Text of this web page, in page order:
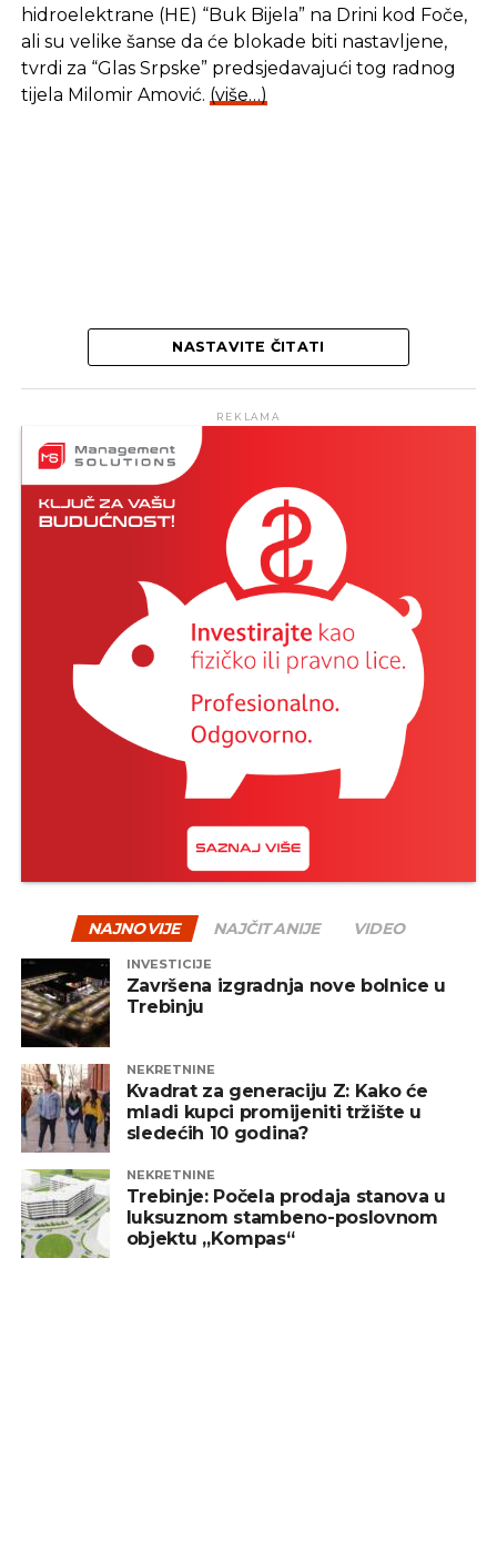
hidroelektrane (HE) “Buk Bijela” na Drini kod Foče,
ali su velike šanse da će blokade biti nastavljene,
tvrdi za “Glas Srpske” predsjedavajući tog radnog
tijela Milomir Amović. (više…)
NASTAVITE ČITATI
REKLAMA
NAJNOVIJE NAJČITANIJE VIDEO
INVESTICIJE
Završena izgradnja nove bolnice u
Trebinju
NEKRETNINE
Kvadrat za generaciju Z: Kako će
mladi kupci promijeniti tržište u
sledećih 10 godina?
NEKRETNINE
Trebinje: Počela prodaja stanova u
luksuznom stambeno-poslovnom
objektu „Kompas“